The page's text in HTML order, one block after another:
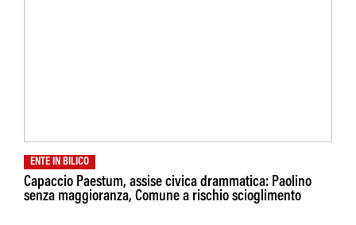
ENTE IN BILICO
Capaccio Paestum, assise civica drammatica: Paolino
senza maggioranza, Comune a rischio scioglimento